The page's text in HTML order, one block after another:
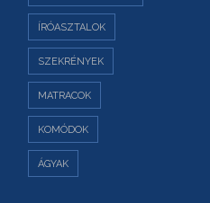
ÍRÓASZTALOK
SZEKRÉNYEK
MATRACOK
KOMÓDOK
ÁGYAK